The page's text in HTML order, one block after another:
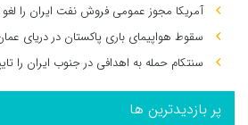
آمریکا مجوز عمومی فروش نفت ایران را لغو
سقوط هواپیمای باری پاکستان در دریای
سنتکام حمله به اهدافی در جنوب ایران را
پر بازدیدترین ها